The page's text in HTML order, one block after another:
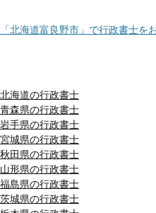
「北海道富良野市」で行政書士を
北海道の行政書士
青森県の行政書士
岩手県の行政書士
宮城県の行政書士
秋田県の行政書士
山形県の行政書士
福島県の行政書士
茨城県の行政書士